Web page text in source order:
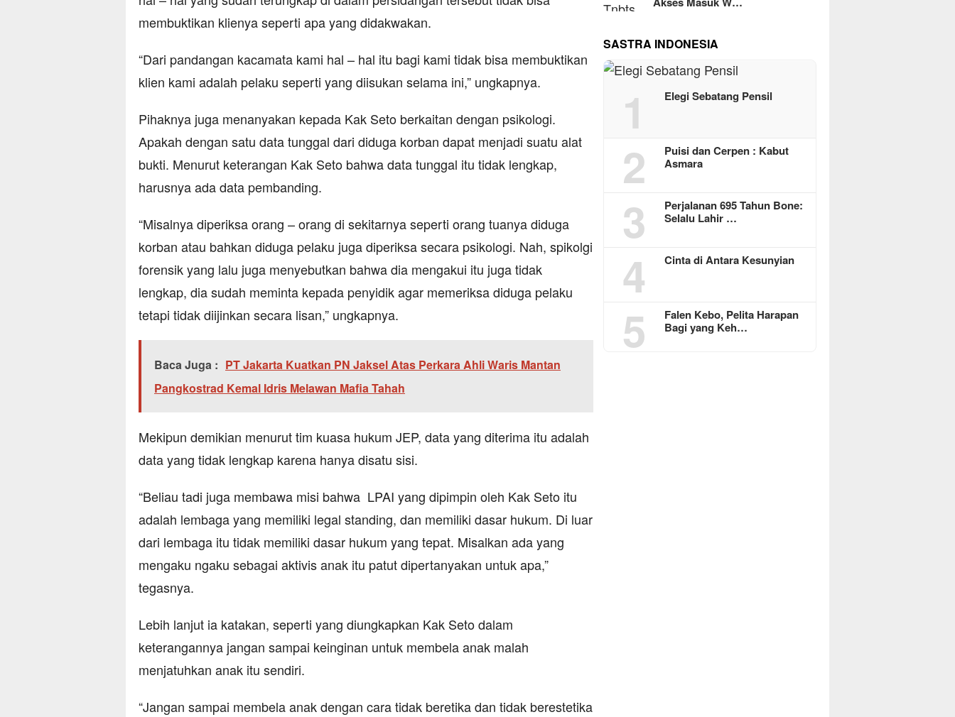
membuktikan klienya seperti apa yang didakwakan.
“Dari pandangan kacamata kami hal – hal itu bagi kami tidak bisa membuktikan
klien kami adalah pelaku seperti yang diisukan selama ini,” ungkapnya.
Pihaknya juga menanyakan kepada Kak Seto berkaitan dengan psikologi.
Apakah dengan satu data tunggal dari diduga korban dapat menjadi suatu alat
bukti. Menurut keterangan Kak Seto bahwa data tunggal itu tidak lengkap,
harusnya ada data pembanding.
“Misalnya diperiksa orang – orang di sekitarnya seperti orang tuanya diduga
korban atau bahkan diduga pelaku juga diperiksa secara psikologi. Nah, spikolgi
forensik yang lalu juga menyebutkan bahwa dia mengakui itu juga tidak
lengkap, dia sudah meminta kepada penyidik agar memeriksa diduga pelaku
tetapi tidak diijinkan secara lisan,” ungkapnya.
Baca Juga : PT Jakarta Kuatkan PN Jaksel Atas Perkara Ahli Waris Mantan
Pangkostrad Kemal Idris Melawan Mafia Tahah
Mekipun demikian menurut tim kuasa hukum JEP, data yang diterima itu adalah
data yang tidak lengkap karena hanya disatu sisi.
“Beliau tadi juga membawa misi bahwa LPAI yang dipimpin oleh Kak Seto itu
adalah lembaga yang memiliki legal standing, dan memiliki dasar hukum. Di luar
dari lembaga itu tidak memiliki dasar hukum yang tepat. Misalkan ada yang
mengaku ngaku sebagai aktivis anak itu patut dipertanyakan untuk apa,”
tegasnya.
Lebih lanjut ia katakan, seperti yang diungkapkan Kak Seto dalam
keterangannya jangan sampai keinginan untuk membela anak malah
menjatuhkan anak itu sendiri.
“Jangan sampai membela anak dengan cara tidak beretika dan tidak berestetika
SASTRA INDONESIA
1 Elegi Sebatang Pensil
2
Puisi dan Cerpen : Kabut
Asmara
3
Perjalanan 695 Tahun Bone:
Selalu Lahir …
4 Cinta di Antara Kesunyian
5
Falen Kebo, Pelita Harapan
Bagi yang Keh…